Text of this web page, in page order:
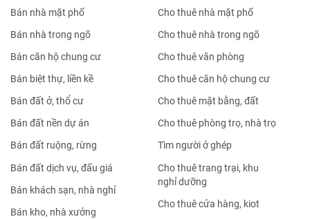
Bán nhà mặt phố
Bán nhà trong ngõ
Bán căn hộ chung cư
Bán biệt thự, liền kề
Bán đất ở, thổ cư
Bán đất nền dự án
Bán đất ruộng, rừng
Bán đất dịch vụ, đấu giá
Bán khách sạn, nhà nghỉ
Bán kho, nhà xưởng
Cho thuê nhà mặt phố
Cho thuê nhà trong ngõ
Cho thuê văn phòng
Cho thuê căn hộ chung cư
Cho thuê mặt bằng, đất
Cho thuê phòng trọ, nhà trọ
Tìm người ở ghép
Cho thuê trang trại, khu
nghỉ dưỡng
Cho thuê cửa hàng, kiot